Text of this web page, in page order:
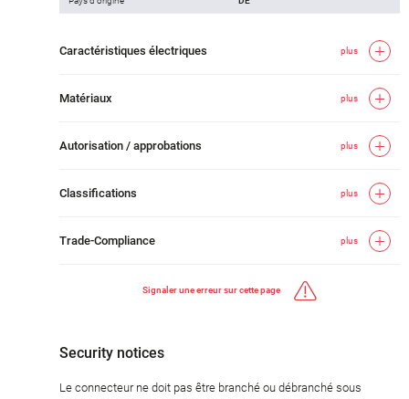
Caractéristiques électriques plus
Matériaux plus
Autorisation / approbations plus
Classifications plus
Trade-Compliance plus
Signaler une erreur sur cette page
Security notices
Le connecteur ne doit pas être branché ou débranché sous